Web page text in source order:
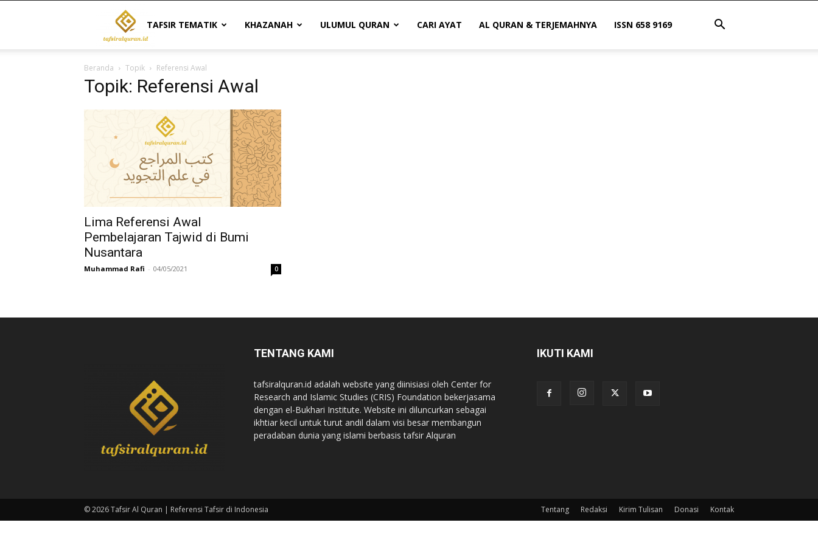
Tafsir
Al
Quran
|
Referensi
Tafsir
di
TAFSIR TEMATIK KHAZANAH ULUMUL QURAN CARI AYAT AL QURAN & TERJEMAHNYA ISSN 658 9169
Beranda Topik Referensi Awal
Topik: Referensi Awal
Lima Referensi Awal
Pembelajaran Tajwid di Bumi
Nusantara
Muhammad Rafi - 04/05/2021 0
TENTANG KAMI
tafsiralquran.id adalah website yang diinisiasi oleh Center for
Research and Islamic Studies (CRIS) Foundation bekerjasama
dengan el-Bukhari Institute. Website ini diluncurkan sebagai
ikhtiar kecil untuk turut andil dalam visi besar membangun
peradaban dunia yang islami berbasis tafsir Alquran
IKUTI KAMI
Tentang Redaksi Kirim Tulisan Donasi Kontak
© 2026 Tafsir Al Quran | Referensi Tafsir di Indonesia